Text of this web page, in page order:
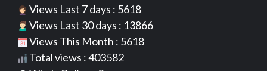
Views Last 7 days : 5618
Views Last 30 days : 13866
Views This Month : 5618
Total views : 403582